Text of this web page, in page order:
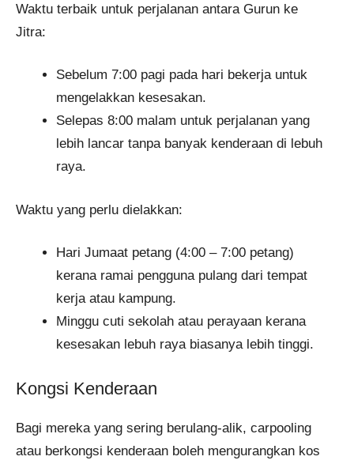
Waktu terbaik untuk perjalanan antara Gurun ke
Jitra:
Sebelum 7:00 pagi pada hari bekerja untuk
mengelakkan kesesakan.
Selepas 8:00 malam untuk perjalanan yang
lebih lancar tanpa banyak kenderaan di lebuh
raya.
Waktu yang perlu dielakkan:
Hari Jumaat petang (4:00 – 7:00 petang)
kerana ramai pengguna pulang dari tempat
kerja atau kampung.
Minggu cuti sekolah atau perayaan kerana
kesesakan lebuh raya biasanya lebih tinggi.
Kongsi Kenderaan
Bagi mereka yang sering berulang-alik, carpooling
atau berkongsi kenderaan boleh mengurangkan kos